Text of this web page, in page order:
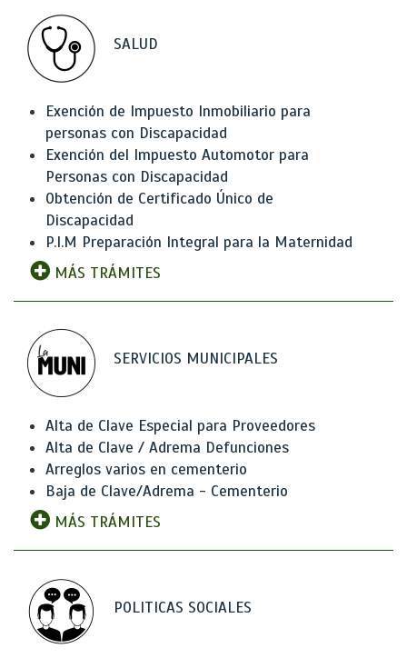
SALUD
Exención de Impuesto Inmobiliario para
personas con Discapacidad
Exención del Impuesto Automotor para
Personas con Discapacidad
Obtención de Certificado Único de
Discapacidad
P.I.M Preparación Integral para la Maternidad
MÁS TRÁMITES
SERVICIOS MUNICIPALES
Alta de Clave Especial para Proveedores
Alta de Clave / Adrema Defunciones
Arreglos varios en cementerio
Baja de Clave/Adrema - Cementerio
MÁS TRÁMITES
POLITICAS SOCIALES